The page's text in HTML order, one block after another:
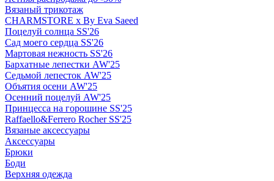
Вязаный трикотаж
CHARMSTORE х By Eva Saeed
Поцелуй солнца SS'26
Сад моего сердца SS'26
Мартовая нежность SS'26
Бархатные лепестки AW'25
Седьмой лепесток AW'25
Объятия осени AW'25
Осенний поцелуй AW'25
Принцесса на горошине SS'25
Raffaello&Ferrero Rocher SS'25
Вязаные аксессуары
Аксессуары
Брюки
Боди
Верхняя одежда